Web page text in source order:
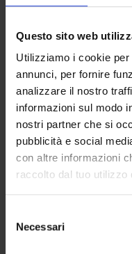
Questo sito web
Utilizziamo i cookie
annunci, per fornire
analizzare il nostro
informazioni sul modo
nostri partner che si
pubblicità e social
con altre informazioni
raccolto dal tuo utilizzo
delNecessari
GOLD
HYGIENA
LABPLAS
ROMER